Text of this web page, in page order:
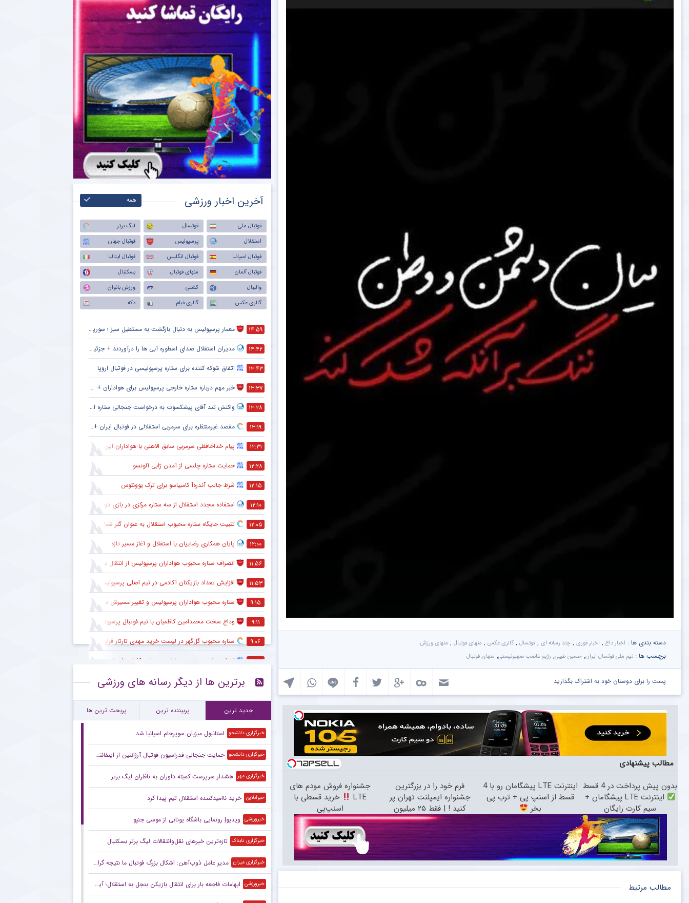
دسته بندی ها : اخبار داغ , اخبار فوری , چند رسانه ای , فوتسال , گالری عکس , منهای فوتبال , منهای ورزش
برچسب ها : تیم ملی فوتسال ایران, حسین طیبی, رژیم غاصب صهیونیستی, منهای فوتبال
پست را برای دوستان خود به اشتراک بگذارید
مطالب پیشنهادی
بدون پیش پرداخت در 4 قسط
اینترنت LTE پیشگامان +
سیم کارت رایگان
اینترنت LTE پیشگامان رو با 4
قسط از اسنپ پی + ترب پی
بخر
فرم خود را در بزرگترین
جشنواره ایمپلنت تهران پر
کنید ! | فقط ۲۵ میلیون
جشنواره فروش مودم های
LTE
خرید قسطی با
اسنپ‌پی
مطالب مرتبط
آخرین اخبار ورزشی همه
فوتبال ملی فوتسال
لیگ برتر
استقلال
پرسپولیس
فوتبال جهان
فوتبال اسپانیا
فوتبال انگلیس
فوتبال ایتالیا
فوتبال آلمان
منهای فوتبال
بسکتبال
والیبال
کشتی
ورزش بانوان
گالری عکس
گالری فیلم دکه
۱۴:۵۹ معمار پرسپولیس به دنبال بازگشت به مستطیل سبز ؛ سورپرایز بزرگ در راه است ؟ + جزئیات
۱۴:۴۲ مدیران استقلال صدای اسطوره آبی ها را درآوردند + جزئیات
۱۳:۴۳ اتفاق شوکه کننده برای ستاره پرسپولیسی در فوتبال اروپا
۱۳:۳۷ خبر مهم درباره ستاره خارجی پرسپولیس برای هواداران + جزئیات
۱۳:۲۸ واکنش تند آقای پیشکسوت به درخواست جنجالی ستاره استقلال + جزئیات
۱۳:۱۹ مقصد غیرمنتظره برای سرمربی استقلالی در فوتبال ایران + جزئیات
۱۲:۳۱ پیام خداحافظی سرمربی سابق الاهلی با هواداران این باشگاه
۱۲:۲۸ حمایت ستاره چلسی از آمدن ژابی آلونسو
۱۲:۱۵ شرط جالب آندره‌آ کامبیاسو برای ترک یوونتوس
۱۲:۱۰ استفاده مجدد استقلال از سه ستاره مرکزی در بازی دوستانه
۱۲:۰۵ تثبیت جایگاه ستاره محبوب استقلال به عنوان گلر شماره یک این تیم برای شروع لیگ
۱۲:۰۰ پایان همکاری رضاییان با استقلال و آغاز مسیر تازه
۱۱:۵۶ انصراف ستاره محبوب هواداران پرسپولیس از انتقال به الطلبه عراق
۱۱:۵۳ افزایش تعداد بازیکنان آکادمی در تیم اصلی پرسپولیس
۹:۱۵ ستاره محبوب هواداران پرسپولیس و تغییر مسیرش در نقل‌وانتقالات
۹:۱۱ وداع سخت محمدامین کاظمیان با تیم فوتبال پرسپولیس
۹:۰۶ ستاره محبوب گل‌گهر در لیست خرید مهدی تارتار قرار ندارد
۹:۰۰ اخراج میلاد محمدی در نخستین بازی کامل برای تیم جدیدش
۸:۵۷ درگذشت سرمربی باسابقه فوتبال ایتالیا در ۹۰ سالگی
۸:۵۳ احتمال بازگشت قریب‌الوقوع دروازه‌بان اسپانیایی به استقلال
برترین ها از دیگر رسانه های ورزشی
جدید ترین پربیننده ترین پربحث ترین ها
خبرگزاری دانشجو استانبول میزبان سوپرجام اسپانیا شد
خبرگزاری دانشجو حمایت جنجالی فدراسیون فوتبال آرژانتین از اینفانتینو
خبرگزاری مهر هشدار سرپرست ‌کمیته داوران به ناظران لیگ برتر
خبرانلاین خرید ناامیدکننده استقلال تیم پیدا کرد
خبرورزشی ویدیو| رونمایی باشگاه یونانی از موسی جنپو
خبرگزاری تابناک تازه‌ترین خبرهای نقل‌وانتقالات لیگ برتر بسکتبال
خبرگزاری میزان مدیر عامل ذوب‌آهن: اشکال بزرگ فوتبال ما نتیجه گرایی‌ست/ نتیجه‌گرایی قدرت ریسک مدیران و مربیان را پایین می‌آورد
خبرورزشی ابهامات فاجعه بار برای انتقال بازیکن بنجل به استقلال؛ آیا در یونان هم به موسی جنپو یک میلیون دلار پیش پرداخت دادند؟!